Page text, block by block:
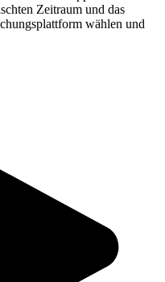
Zeitraum und das
wählen und